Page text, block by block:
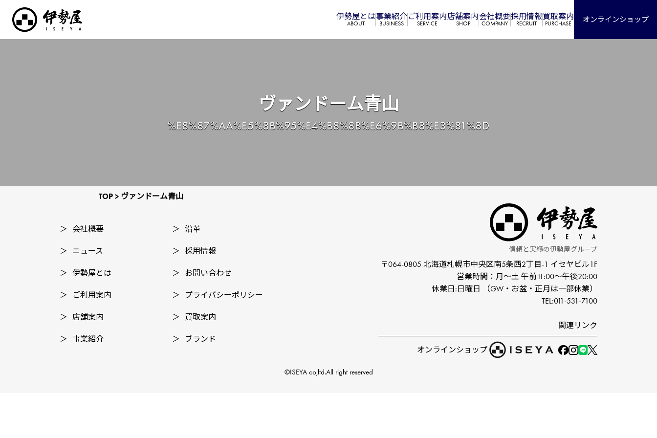
伊勢屋とは
ABOUT
事業紹介
BUSINESS
ご利⽤案内
SERVICE
店舗案内
SHOP
会社概要
COMPANY
採⽤情報
RECRUIT
買取案内
PURCHASE オンラインショップ
TOP > ヴァンドーム青山
ヴァンドーム青山
%E8%87%AA%E5%8B%95%E4%B8%8B%E6%9B%B8%E3%81%8D
＞ 会社概要
＞ ニュース
＞ 伊勢屋とは
＞ ご利用案内
＞ 店舗案内
＞ 事業紹介
＞ 沿革
＞ 採⽤情報
＞ お問い合わせ
＞ プライバシーポリシー
＞ 買取案内
＞ ブランド
信頼と実績の伊勢屋グループ
〒064-0805 北海道札幌市中央区南5条⻄2丁⽬-1 イセヤビル1F
営業時間：⽉〜⼟ 午前11:00〜午後20:00
休業⽇:⽇曜⽇
（GW‧お盆‧正⽉は⼀部休業）
TEL:011-531-7100
関連リンク
オンラインショップ
©ISEYA co,ltd.All right reserved